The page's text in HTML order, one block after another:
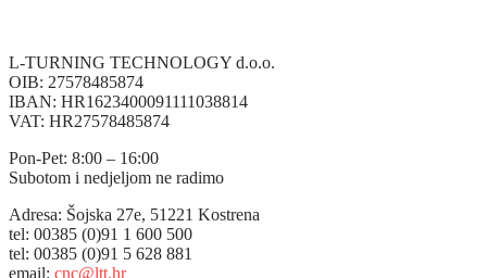
L-TURNING TECHNOLOGY d.o.o.
OIB: 27578485874
IBAN: HR1623400091111038814
VAT: HR27578485874
Pon-Pet: 8:00 – 16:00
Subotom i nedjeljom ne radimo
Adresa: Šojska 27e, 51221 Kostrena
tel: 00385 (0)91 1 600 500
tel: 00385 (0)91 5 628 881
email: cnc@ltt.hr